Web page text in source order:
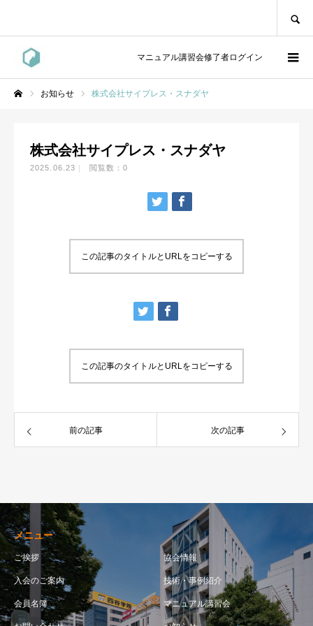
マニュアル講習会修了者ログイン
お知らせ 株式会社サイプレス・スナダヤ
株式会社サイプレス・スナダヤ
2025.06.23 閲覧数：0
この記事のタイトルとURLをコピーする
この記事のタイトルとURLをコピーする
前の記事 次の記事
メニュー
ご挨拶 協会情報
入会のご案内 技術・事例紹介
会員名簿 マニュアル講習会